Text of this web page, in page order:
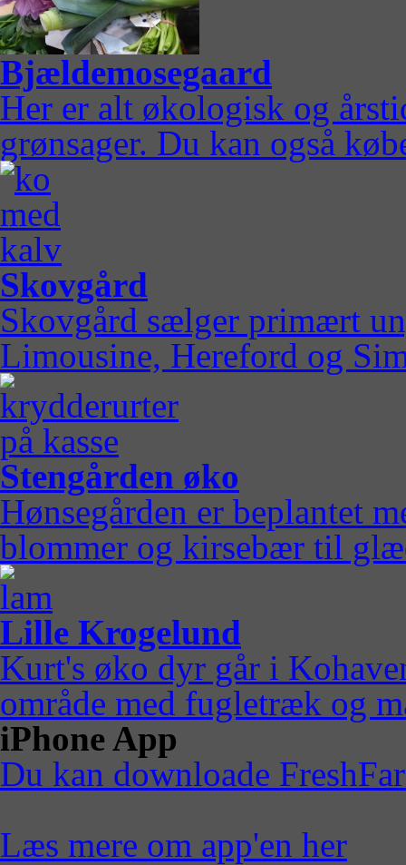
Bjældemosegaard
Her er alt økologisk og
grønsager. Du kan også
Skovgård
Skovgård sælger primært
Limousine, Hereford og
Stengården øko
Hønsegården er beplantet
blommer og kirsebær til
Lille Krogelund
Kurt's øko dyr går i
område med fugletræk og
iPhone App
Du kan downloade
Læs mere om app'en her